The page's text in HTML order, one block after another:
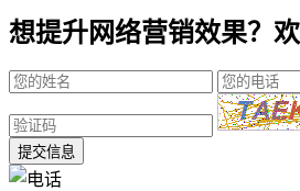
想提升网络营销效果？
提交信息